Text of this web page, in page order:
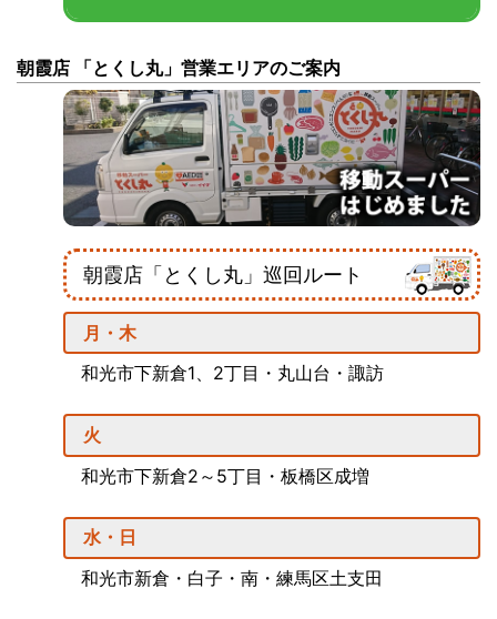
朝霞店 「とくし丸」営業エリアのご案内
朝霞店「とくし丸」巡回ルート
月・木
和光市下新倉1、2丁目・丸山台・諏訪
火
和光市下新倉2～5丁目・板橋区成増
水・日
和光市新倉・白子・南・練馬区土支田